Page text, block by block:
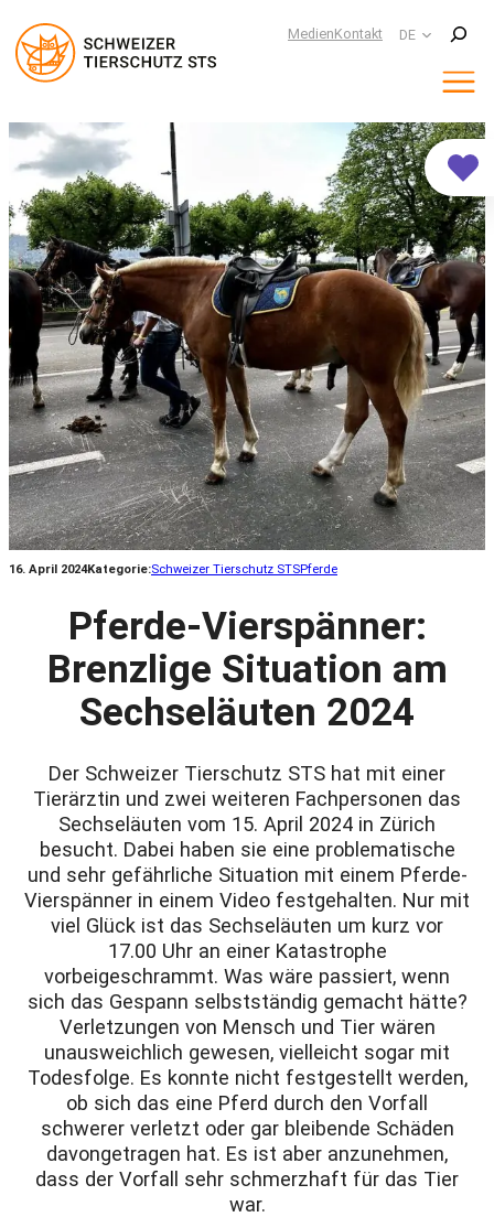
MedienKontakt DE
Suchen
16. April 2024Kategorie:Schweizer Tierschutz STSPferde
Pferde-Vierspänner:
Brenzlige Situation am
Sechseläuten 2024
Der Schweizer Tierschutz STS hat mit einer
Tierärztin und zwei weiteren Fachpersonen das
Sechseläuten vom 15. April 2024 in Zürich
besucht. Dabei haben sie eine problematische
und sehr gefährliche Situation mit einem Pferde-
Vierspänner in einem Video festgehalten. Nur mit
viel Glück ist das Sechseläuten um kurz vor
17.00 Uhr an einer Katastrophe
vorbeigeschrammt. Was wäre passiert, wenn
sich das Gespann selbstständig gemacht hätte?
Verletzungen von Mensch und Tier wären
unausweichlich gewesen, vielleicht sogar mit
Todesfolge. Es konnte nicht festgestellt werden,
ob sich das eine Pferd durch den Vorfall
schwerer verletzt oder gar bleibende Schäden
davongetragen hat. Es ist aber anzunehmen,
dass der Vorfall sehr schmerzhaft für das Tier
war.